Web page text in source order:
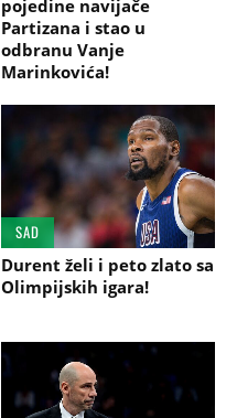
pojedine navijače
Partizana i stao u
odbranu Vanje
Marinkovića!
SAD
Durent želi i peto zlato sa
Olimpijskih igara!